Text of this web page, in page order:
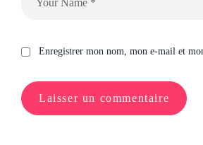
Enregistrer mon nom, mon e-mail et